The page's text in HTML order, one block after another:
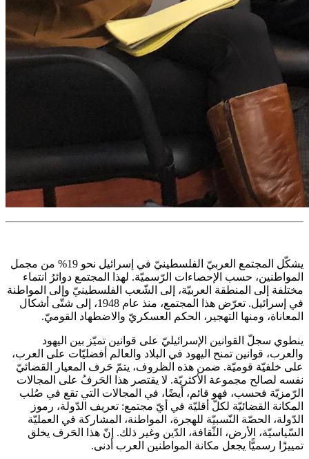
يشكّل المجتمع العربيّ الفلسطينيّ في إسرائيل نحو 19% من مجمل
المواطنين، حسب الإحصاءات الرّسميّة. لهذا المجتمع دوائرُ انتماء
مختلفة إلى المنطقة العربيّة، إلى الشّعب الفلسطينيّ وإلى المواطنة
في إسرائيل. تعرّض هذا المجتمع، منذ عام 1948، إلى شتّى أشكال
المعاناة، ومنها التهجير، الحكم العسكريّ والاضطهاد القوميّ.
ينطوي سجلّ القوانين الإسرائيليّ على قوانين تميّز بين اليهود
والعرب، قوانين تمنح اليهود في البلاد والعالم أفضليّات على العرب،
على خلفيّة قوميّة. ضمن هذه الظروف، يتمّ حَرف المعيار القضائيّ
نفسه لصالح مجموعة الأكثريّة. لا يقتصر هذا الحَرفُ على المجالات
الرّمزيّة فحسب، فهو قائم، أيضًا، في المجالات التي تقع في صُلب
المكانة القضائيّة لكلّ أقليّة في أيّ مجتمع: تعريف الدّولة، رموز
الدّولة، الحصّة النّسبيّة للهجرة، المواطنة، المشاركة في العمليّة
السّياسيّة، الأرض، الثّقافة، الدّين وغير ذلك. إنّ هذا الحَرف يخلق
تمييزًا رسميًّا يجعل مكانة المواطنين العرب أدنى.